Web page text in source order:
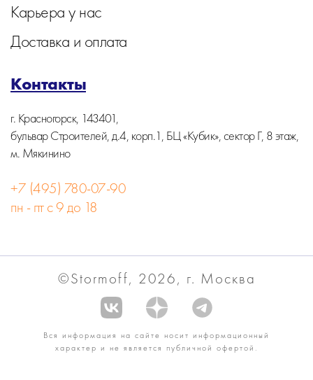
Карьера у нас
Доставка и оплата
Контакты
г. Красногорск, 143401,
бульвар Строителей, д.4, корп.1, БЦ «Кубик», сектор Г, 8 этаж,
м. Мякинино
+7 (495) 780-07-90
пн - пт с 9 до 18
©Stormoff, 2026, г. Москва
Вся информация на сайте носит информационный
характер и не является публичной офертой.